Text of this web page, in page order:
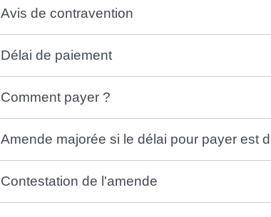
Avis de contravention
Délai de paiement
Comment payer ?
Amende majorée si le délai pour payer est
Contestation de l'amende